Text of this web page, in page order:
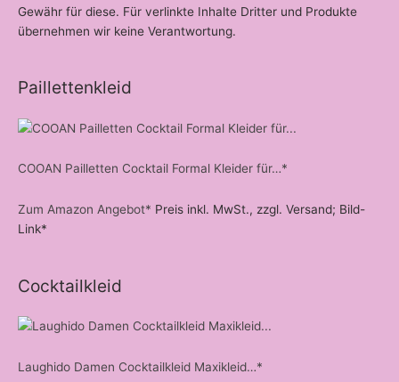
Gewähr für diese. Für verlinkte Inhalte Dritter und Produkte
übernehmen wir keine Verantwortung.
Paillettenkleid
COOAN Pailletten Cocktail Formal Kleider für…*
Zum Amazon Angebot* Preis inkl. MwSt., zzgl. Versand; Bild-
Link*
Cocktailkleid
Laughido Damen Cocktailkleid Maxikleid…*